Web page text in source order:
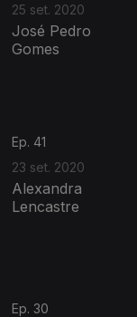
25 set. 2020
José Pedro
Gomes
Ep. 41
23 set. 2020
Alexandra
Lencastre
Ep. 30